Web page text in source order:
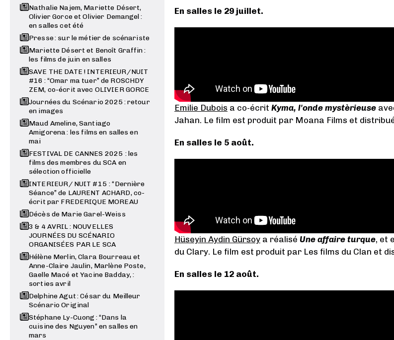
Nathalie Najem, Mariette Désert,
Olivier Gorce et Olivier Demangel :
en salles cet été
Presse : sur le métier de scénariste
Mariette Désert et Benoît Graffin :
les films de juin en salles
SAVE THE DATE ! INTERIEUR/NUIT
#16 : “Omar ma tuer” de ROSCHDY
ZEM, co-écrit avec OLIVIER GORCE
Journées du Scénario 2025 : retour
en images
Maud Ameline, Santiago
Amigorena : les films en salles en
mai
FESTIVAL DE CANNES 2025 : les
films des membres du SCA en
sélection officielle
INTERIEUR / NUIT #15 : “Dernière
Séance” de LAURENT ACHARD, co-
écrit par FREDERIQUE MOREAU
Décès de Marie Garel-Weiss
3 & 4 AVRIL : NOUVELLES
JOURNÉES DU SCÉNARIO
ORGANISÉES PAR LE SCA
Hélène Merlin, Clara Bourreau et
Anne-Claire Jaulin, Marlène Poste,
Gaelle Macé et Yacine Badday, :
sorties avril
Delphine Agut : César du Meilleur
Scénario Original
Stéphane Ly-Cuong : “Dans la
cuisine des Nguyen” en salles en
mars
En salles le 29 juillet.
Emilie Dubois a co-écrit Kyma, l'onde mystèrieuse
Jahan. Le film est produit par Moana Films et
En salles le 5 août.
Hüseyin Aydin Gürsoya réalisé Une affaire turque, et
du Clary. Le film est produit par Les films du Clan et
En salles le 12 août.